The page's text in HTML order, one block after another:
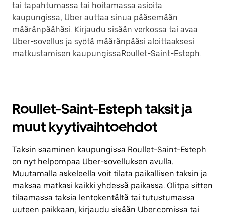
tai tapahtumassa tai hoitamassa asioita
kaupungissa, Uber auttaa sinua pääsemään
määränpäähäsi. Kirjaudu sisään verkossa tai avaa
Uber-sovellus ja syötä määränpääsi aloittaaksesi
matkustamisen kaupungissaRoullet-Saint-Esteph.
Roullet-Saint-Esteph taksit ja
muut kyytivaihtoehdot
Taksin saaminen kaupungissa Roullet-Saint-Esteph
on nyt helpompaa Uber-sovelluksen avulla.
Muutamalla askeleella voit tilata paikallisen taksin ja
maksaa matkasi kaikki yhdessä paikassa. Olitpa sitten
tilaamassa taksia lentokentältä tai tutustumassa
uuteen paikkaan, kirjaudu sisään Uber.comissa tai